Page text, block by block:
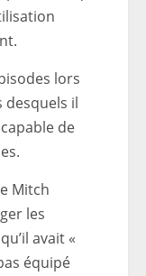
lors
desquels il
de
Mitch
les
avait «
équipé